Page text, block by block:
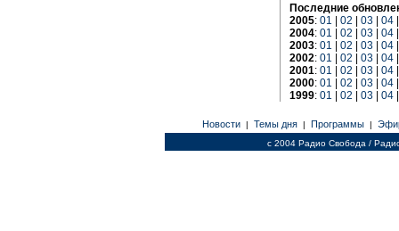
Последние
2005: 01 | 02 | 03 | 04
2004: 01 | 02 | 03 | 04
2003: 01 | 02 | 03 | 04
2002: 01 | 02 | 03 | 04
2001: 01 | 02 | 03 | 04
2000: 01 | 02 | 03 | 04
1999: 01 | 02 | 03 | 04
Новости | Темы дня | Программы |
c 2004 Радио Свобода /